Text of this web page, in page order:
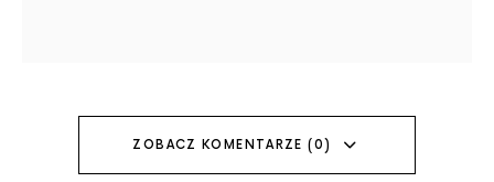
ZOBACZ KOMENTARZE (0)